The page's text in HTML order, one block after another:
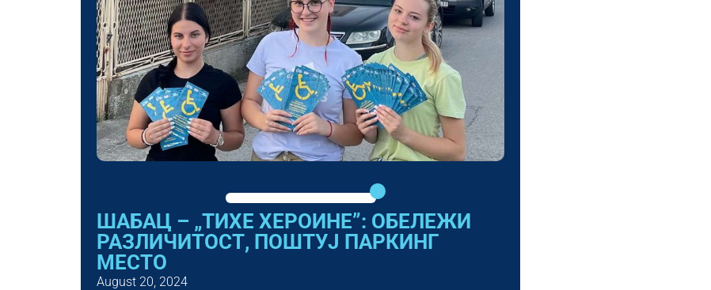
ШАБАЦ – „ТИХЕ ХЕРОИНЕ”: ОБЕЛЕЖИ
РАЗЛИЧИТОСТ, ПОШТУЈ ПАРКИНГ
МЕСТО
August 20, 2024